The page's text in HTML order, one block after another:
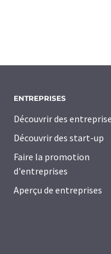
ENTREPRISES
Découvrir des
Découvrir des start-up
Faire la promotion
d'entreprises
Aperçu de entreprises